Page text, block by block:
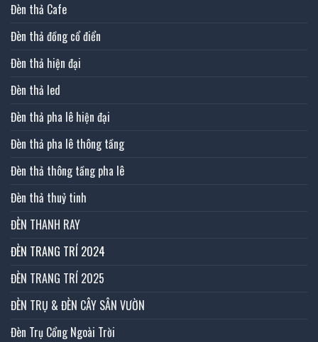
Đèn thả Cafe
Đèn thả đồng cổ điển
Đèn thả hiện đại
Đèn thả led
Đèn thả pha lê hiện đại
Đèn thả pha lê thông tầng
Đèn thả thông tầng pha lê
Đèn thả thuỷ tinh
ĐÈN THANH RAY
ĐÈN TRANG TRÍ 2024
ĐÈN TRANG TRÍ 2025
ĐÈN TRỤ & ĐÈN CÂY SÂN VƯỜN
Đèn Trụ Cổng Ngoài Trời